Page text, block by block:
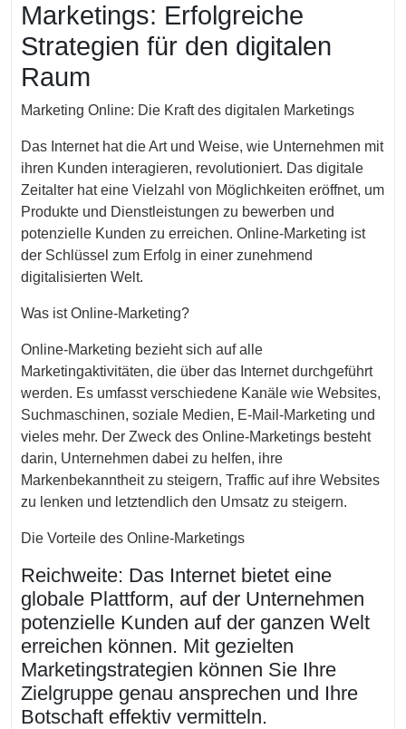
Marketings: Erfolgreiche
Strategien für den digitalen
Raum
Marketing Online: Die Kraft des digitalen Marketings
Das Internet hat die Art und Weise, wie Unternehmen mit
ihren Kunden interagieren, revolutioniert. Das digitale
Zeitalter hat eine Vielzahl von Möglichkeiten eröffnet, um
Produkte und Dienstleistungen zu bewerben und
potenzielle Kunden zu erreichen. Online-Marketing ist
der Schlüssel zum Erfolg in einer zunehmend
digitalisierten Welt.
Was ist Online-Marketing?
Online-Marketing bezieht sich auf alle
Marketingaktivitäten, die über das Internet durchgeführt
werden. Es umfasst verschiedene Kanäle wie Websites,
Suchmaschinen, soziale Medien, E-Mail-Marketing und
vieles mehr. Der Zweck des Online-Marketings besteht
darin, Unternehmen dabei zu helfen, ihre
Markenbekanntheit zu steigern, Traffic auf ihre Websites
zu lenken und letztendlich den Umsatz zu steigern.
Die Vorteile des Online-Marketings
Reichweite: Das Internet bietet eine
globale Plattform, auf der Unternehmen
potenzielle Kunden auf der ganzen Welt
erreichen können. Mit gezielten
Marketingstrategien können Sie Ihre
Zielgruppe genau ansprechen und Ihre
Botschaft effektiv vermitteln.